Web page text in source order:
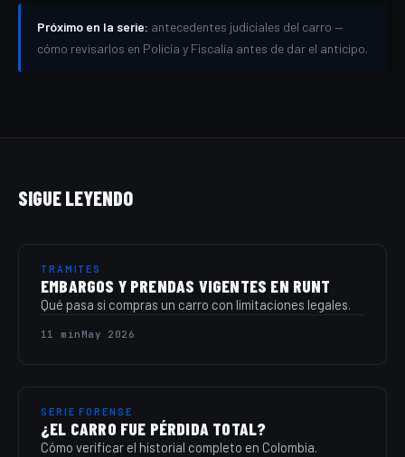
Próximo en la serie: antecedentes judiciales del carro —
cómo revisarlos en Policía y Fiscalía antes de dar el anticipo.
SIGUE LEYENDO
TRÁMITES
EMBARGOS Y PRENDAS VIGENTES EN RUNT
Qué pasa si compras un carro con limitaciones legales.
11 min May 2026
SERIE FORENSE
¿EL CARRO FUE PÉRDIDA TOTAL?
Cómo verificar el historial completo en Colombia.